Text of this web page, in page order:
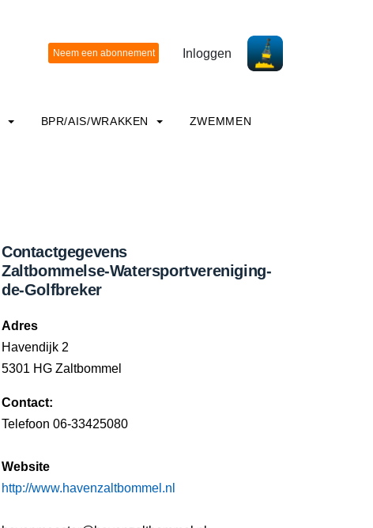
Inloggen
BPR/AIS/WRAKKEN ZWEMMEN
Contactgegevens
Zaltbommelse-Watersportvereniging-
de-Golfbreker
Adres
Havendijk 2
5301 HG Zaltbommel
Contact:
Telefoon 06-33425080
Website
http://www.havenzaltbommel.nl